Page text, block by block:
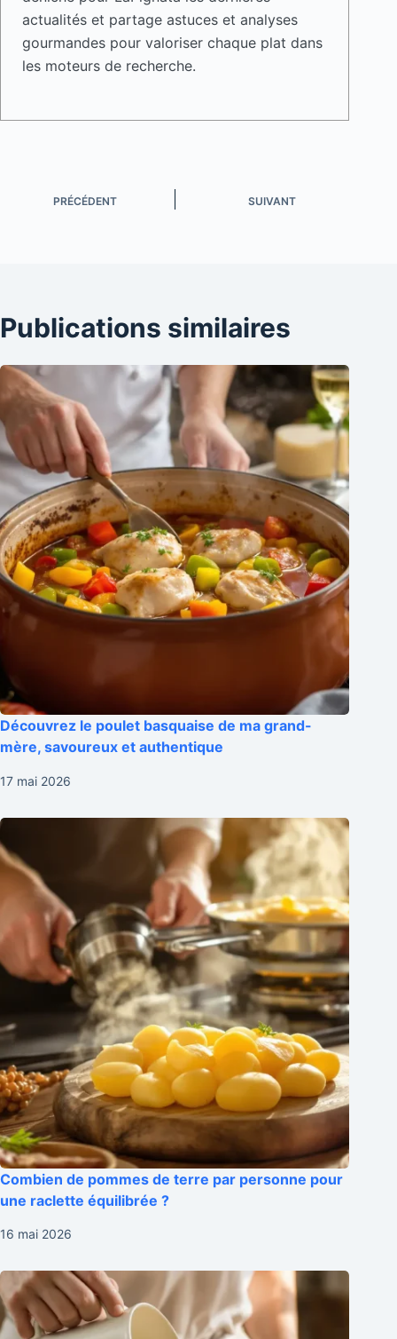
actualités et partage astuces et analyses
gourmandes pour valoriser chaque plat dans
les moteurs de recherche.
PRÉCÉDENT SUIVANT
Publications similaires
Découvrez le poulet basquaise de ma grand-
mère, savoureux et authentique
17 mai 2026
Combien de pommes de terre par personne pour
une raclette équilibrée ?
16 mai 2026